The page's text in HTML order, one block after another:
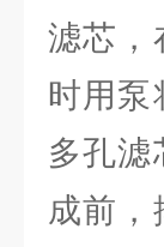
滤芯，
时用泵
多孔滤
成前